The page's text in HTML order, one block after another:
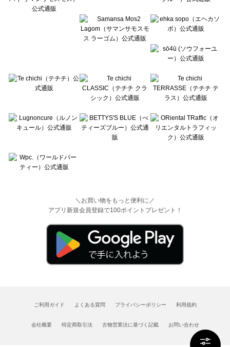
Wpc.（ワールドパーティー）のパンツ一覧
＼お買い物をもっと便利に／
アプリ新規会員登録で100ポイントプレゼント！
ご利用ガイド よくある質問 プライバシーポリシー 利用規約
会社概要 特定商取引法 古物営業法に基づく記載 お問い合わせ